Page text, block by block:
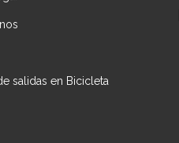
salidas en Bicicleta